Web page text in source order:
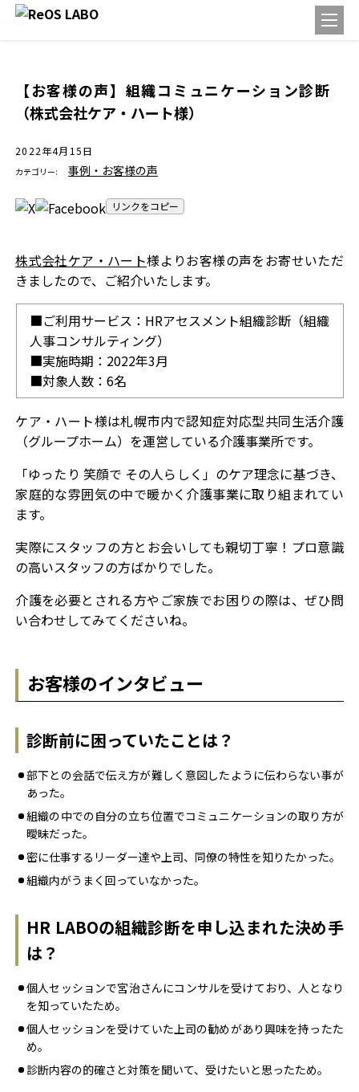
【お客様の声】組織コミュニケーション診断
（株式会社ケア・ハート様）
2022年4月15日
カテゴリー: 事例・お客様の声
リンクをコピー
株式会社ケア・ハート様よりお客様の声をお寄せいただ
きましたので、ご紹介いたします。
■ご利用サービス：HRアセスメント組織診断（組織
人事コンサルティング）
■実施時期：2022年3月
■対象人数：6名
ケア・ハート様は札幌市内で認知症対応型共同生活介護
（グループホーム）を運営している介護事業所です。
「ゆったり 笑顔で その人らしく」のケア理念に基づき、
家庭的な雰囲気の中で暖かく介護事業に取り組まれてい
ます。
実際にスタッフの方とお会いしても親切丁寧！プロ意識
の高いスタッフの方ばかりでした。
介護を必要とされる方やご家族でお困りの際は、ぜひ問
い合わせしてみてくださいね。
お客様のインタビュー
診断前に困っていたことは？
部下との会話で伝え方が難しく意図したように伝わらない事が
あった。
組織の中での自分の立ち位置でコミュニケーションの取り方が
曖昧だった。
密に仕事するリーダー達や上司、同僚の特性を知りたかった。
組織内がうまく回っていなかった。
HR LABOの組織診断を申し込まれた決め手
は？
個人セッションで宮治さんにコンサルを受けており、人となり
を知っていたため。
個人セッションを受けていた上司の勧めがあり興味を持ったた
め。
診断内容の的確さと対策を聞いて、受けたいと思ったため。